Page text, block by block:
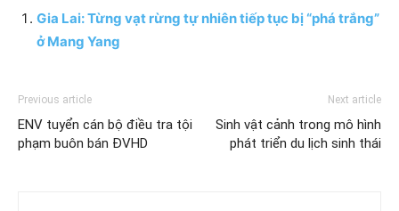
Gia Lai: Từng vạt rừng tự nhiên tiếp tục bị “phá trắng”
ở Mang Yang
Previous article
ENV tuyển cán bộ điều tra tội
phạm buôn bán ĐVHD
Next article
Sinh vật cảnh trong mô hình
phát triển du lịch sinh thái